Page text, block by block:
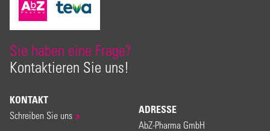
Sie haben eine Frage?
Kontaktieren Sie uns!
KONTAKT
Schreiben Sie uns ADRESSE
AbZ-Pharma GmbH